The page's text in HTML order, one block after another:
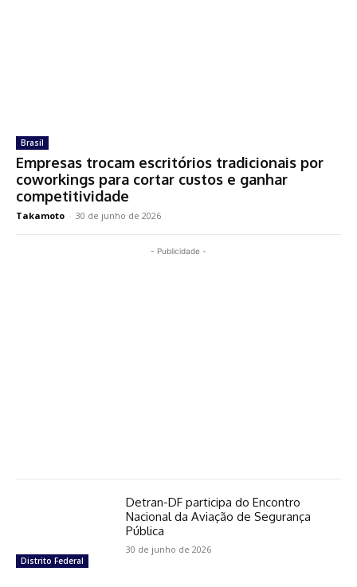
Brasil
Empresas trocam escritórios tradicionais por
coworkings para cortar custos e ganhar
competitividade
Takamoto - 30 de junho de 2026
- Publicidade -
Distrito Federal
Detran-DF participa do Encontro
Nacional da Aviação de Segurança
Pública
30 de junho de 2026